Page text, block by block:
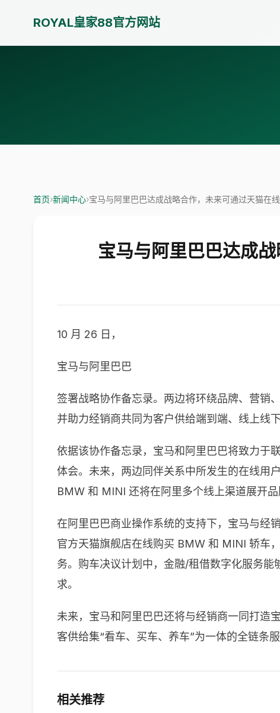
ROYAL皇家88官方网站
首页›新闻中心›宝马与阿里巴巴达成战略合作，未来可通过天猫在
宝马与阿里巴巴达成
10 月 26 日，
宝马与阿里巴巴
签署战略协作备忘录。两边将环绕品牌、营销
并助力经销商共同为客户供给端到端、线上线
依据该协作备忘录，宝马和阿里巴巴将致力于
体会。未来，两边同伴关系中所发生的在线用
BMW 和 MINI 还将在阿里多个线上渠道展开
在阿里巴巴商业操作系统的支持下，宝马与经
官方天猫旗舰店在线购买 BMW 和 MINI 轿车
务。购车决议计划中，金融/租借数字化服务
求。
未来，宝马和阿里巴巴还将与经销商一同打造
客供给集“看车、买车、养车”为一体的全链条
相关推荐